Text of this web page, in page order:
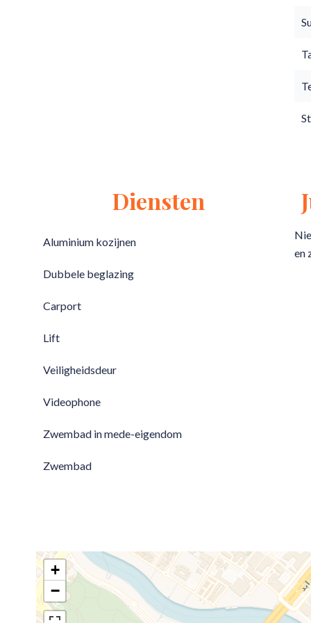
Diensten
Aluminium kozijnen
Dubbele beglazing
Carport
Lift
Veiligheidsdeur
Videophone
Zwembad in mede-eigendom
Zwembad
en
+
−